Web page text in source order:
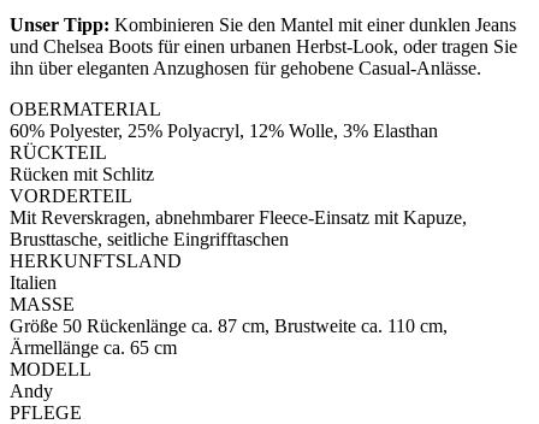
Unser Tipp: Kombinieren Sie den Mantel mit einer dunklen Jeans
und Chelsea Boots für einen urbanen Herbst-Look, oder tragen Sie
ihn über eleganten Anzughosen für gehobene Casual-Anlässe.
OBERMATERIAL
60% Polyester, 25% Polyacryl, 12% Wolle, 3% Elasthan
RÜCKTEIL
Rücken mit Schlitz
VORDERTEIL
Mit Reverskragen, abnehmbarer Fleece-Einsatz mit Kapuze,
Brusttasche, seitliche Eingrifftaschen
HERKUNFTSLAND
Italien
MASSE
Größe 50 Rückenlänge ca. 87 cm, Brustweite ca. 110 cm,
Ärmellänge ca. 65 cm
MODELL
Andy
PFLEGE